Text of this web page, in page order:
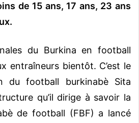
de 15 ans, 17 ans, 23 ans
du Burkina en football
entraîneurs bientôt. C’est le
du football burkinabè Sita
qu’il dirige à savoir la
de football (FBF) a lancé